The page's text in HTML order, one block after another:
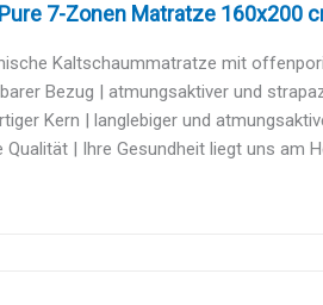
7-Zonen Matratze 160x200
Kaltschaummatratze mit
Bezug | atmungsaktiver und
Kern | langlebiger und
Qualität | Ihre Gesundheit liegt uns am